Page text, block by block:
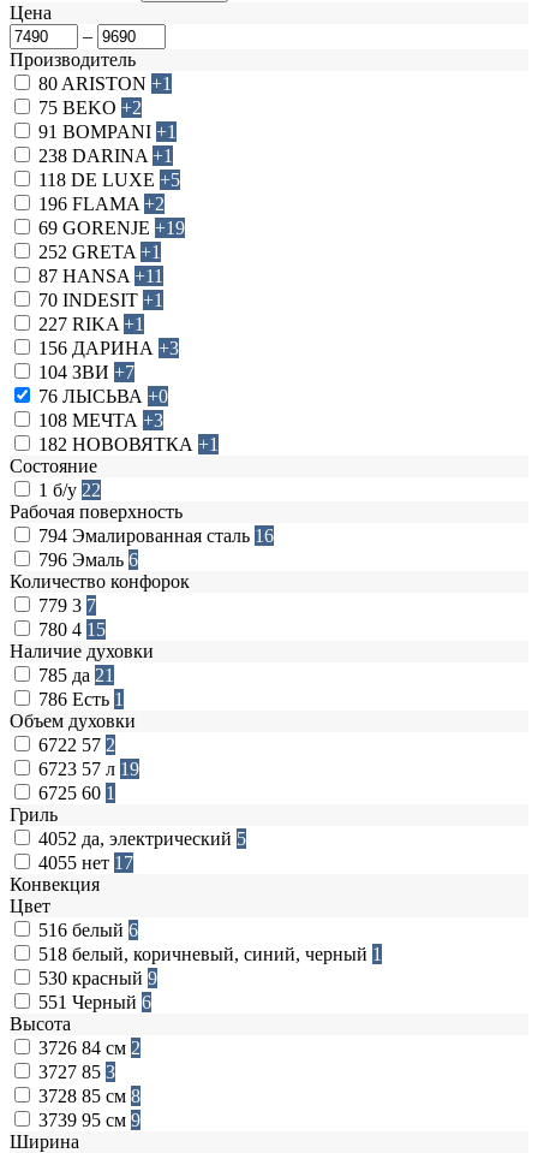
Цена
–
Производитель
80 ARISTON +1
75 BEKO +2
91 BOMPANI +1
238 DARINA +1
118 DE LUXE +5
196 FLAMA +2
69 GORENJE +19
252 GRETA +1
87 HANSA +11
70 INDESIT +1
227 RIKA +1
156 ДАРИНА +3
104 ЗВИ +7
76 ЛЫСЬВА +0
108 МЕЧТА +3
182 НОВОВЯТКА +1
Состояние
1 б/у 22
Рабочая поверхность
794 Эмалированная сталь 16
796 Эмаль 6
Количество конфорок
779 3 7
780 4 15
Наличие духовки
785 да 21
786 Есть 1
Объем духовки
6722 57 2
6723 57 л 19
6725 60 1
Гриль
4052 да, электрический 5
4055 нет 17
Конвекция
Цвет
516 белый 6
518 белый, коричневый, синий, черный 1
530 красный 9
551 Черный 6
Высота
3726 84 см 2
3727 85 3
3728 85 см 8
3739 95 см 9
Ширина